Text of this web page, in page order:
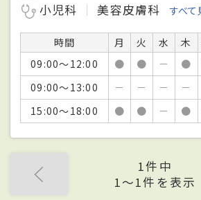
小児科
美容皮膚科 すべて
時間 月 火 水 木
09:00～12:00
● ● － ●
09:00～13:00
－ － － －
15:00～18:00
● ● － ●
1件中
1〜1件を表示